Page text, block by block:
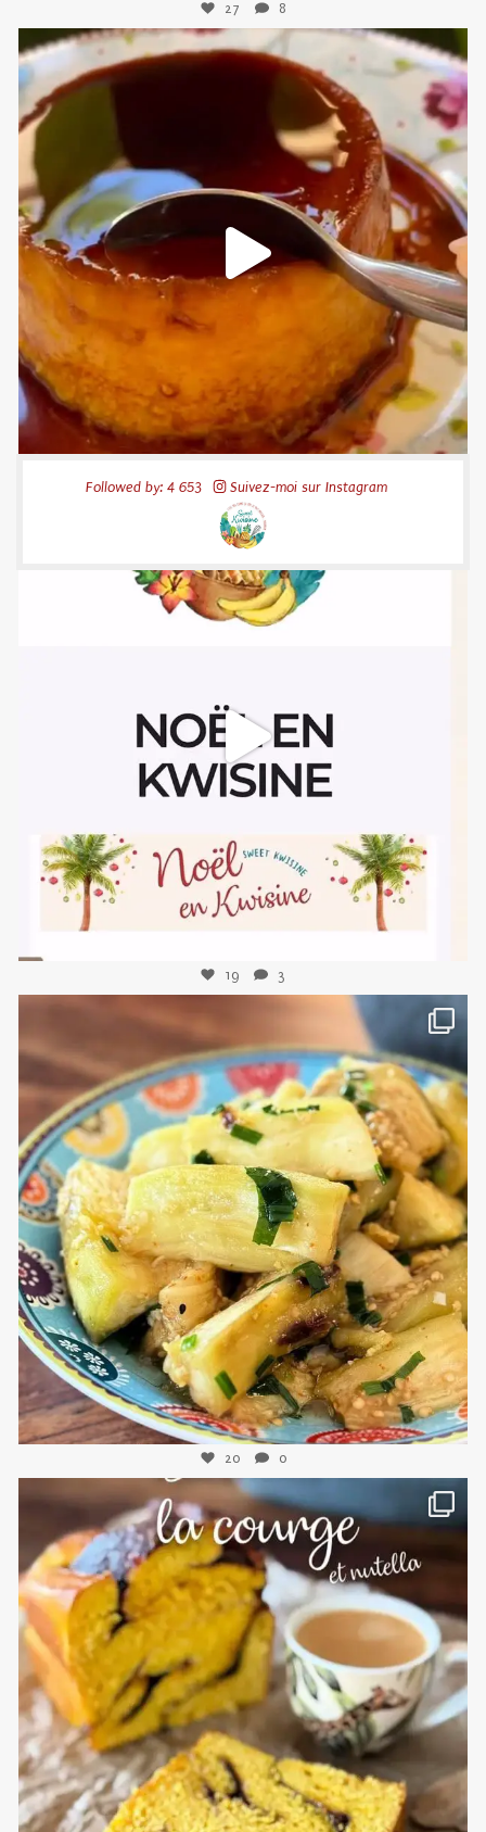
Followed by: 4 653 Suivez-moi sur Instagram
27 8
sweetkwisine
Nov 16
52 20
sweetkwisine
Nov 10
19 3
sweetkwisine
Nov 8
20 0
sweetkwisine